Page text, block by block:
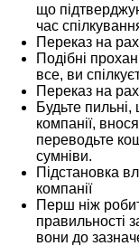
що
час
Переказ на
Подібні
все, ви
Переказ на
Будьте
компанії,
переводьте
сумніви.
Підстановка
компанії
Перш ніж
правильності
вони до